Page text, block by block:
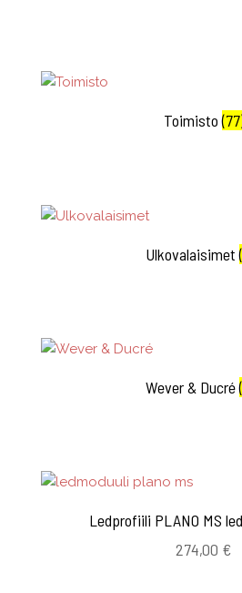
Toimisto
Ulkovalaisimet
Wever & Ducré
Ledprofiili PLANO MS
274,00 €